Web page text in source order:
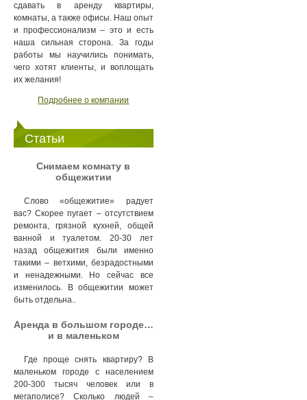
сдавать в аренду квартиры,
комнаты, а также офисы. Наш опыт
и профессионализм – это и есть
наша сильная сторона. За годы
работы мы научились понимать,
чего хотят клиенты, и воплощать
их желания!
Подробнее о компании
Статьи
Снимаем комнату в
общежитии
Слово «общежитие» радует
вас? Скорее пугает – отсутствием
ремонта, грязной кухней, общей
ванной и туалетом. 20-30 лет
назад общежития были именно
такими – ветхими, безрадостными
и ненадежными. Но сейчас все
изменилось. В общежитии может
быть отдельна..
Аренда в большом городе…
и в маленьком
Где проще снять квартиру? В
маленьком городе с населением
200-300 тысяч человек или в
мегаполисе? Сколько людей –